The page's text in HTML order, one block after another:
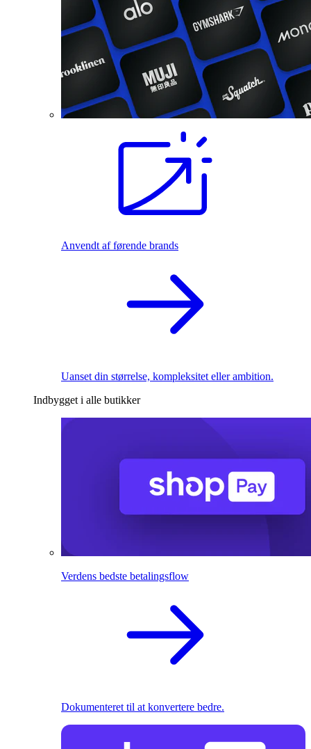
Anvendt af førende brands
Uanset din størrelse, kompleksitet eller ambition.
Indbygget i alle butikker
Verdens bedste betalingsflow
Dokumenteret til at konvertere bedre.